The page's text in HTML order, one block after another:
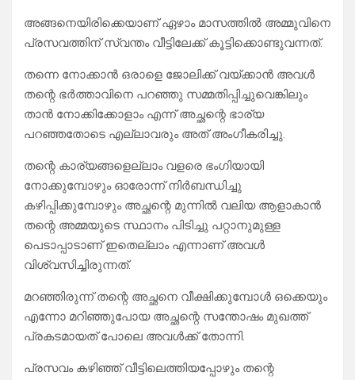
അങ്ങനെയിരിക്കെയാണ് ഏഴാം മാസത്തിൽ അമ്മുവിനെ
പ്രസവത്തിന് സ്വന്തം വീട്ടിലേക്ക് കൂട്ടിക്കൊണ്ടുവന്നത്.
തന്നെ നോക്കാൻ ഒരാളെ ജോലിക്ക് വയ്ക്കാൻ അവൾ
തന്റെ ഭർത്താവിനെ പറഞ്ഞു സമ്മതിപ്പിച്ചുവെങ്കിലും
താൻ നോക്കിക്കോളാം എന്ന് അച്ഛന്റെ ഭാര്യ
പറഞ്ഞതോടെ എല്ലാവരും അത് അംഗീകരിച്ചു.
തന്റെ കാര്യങ്ങളെല്ലാം വളരെ ഭംഗിയായി
നോക്കുമ്പോഴും ഓരോന്ന് നിർബന്ധിച്ചു
കഴിപ്പിക്കുമ്പോഴും അച്ഛന്റെ മുന്നിൽ വലിയ ആളാകാൻ
തന്റെ അമ്മയുടെ സ്ഥാനം പിടിച്ചു പറ്റാനുമുള്ള
പെടാപ്പാടാണ് ഇതെല്ലാം എന്നാണ് അവൾ
വിശ്വസിച്ചിരുന്നത്.
മറഞ്ഞിരുന്ന് തന്റെ അച്ഛനെ വീക്ഷിക്കുമ്പോൾ ഒക്കെയും
എന്നോ മറിഞ്ഞുപോയ അച്ഛന്റെ സന്തോഷം മുഖത്ത്
പ്രകടമായത് പോലെ അവൾക്ക് തോന്നി.
പ്രസവം കഴിഞ്ഞ് വീട്ടിലെത്തിയപ്പോഴും തന്റെ